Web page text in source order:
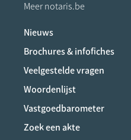
Meer notaris.be
Nieuws
Brochures & infofiches
Veelgestelde vragen
Woordenlijst
Vastgoedbarometer
Zoek een akte